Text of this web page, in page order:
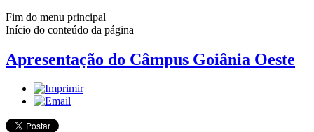
Fim do menu principal
Início do conteúdo da página
Apresentação do Câmpus Goiânia Oeste